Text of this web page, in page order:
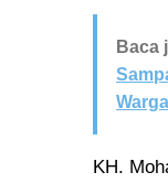
Baca
KH.